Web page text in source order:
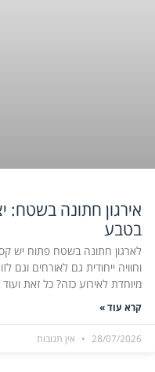
אירגון חתונה בשטח:
בטבע
לארגון חתונה בשטח פתוח יש
וחוויה ייחודית גם לאורחים וגם
מיוחדת לאירוע כזה? כל זאת
קרא עוד »
28/07/2026 אין תגובות